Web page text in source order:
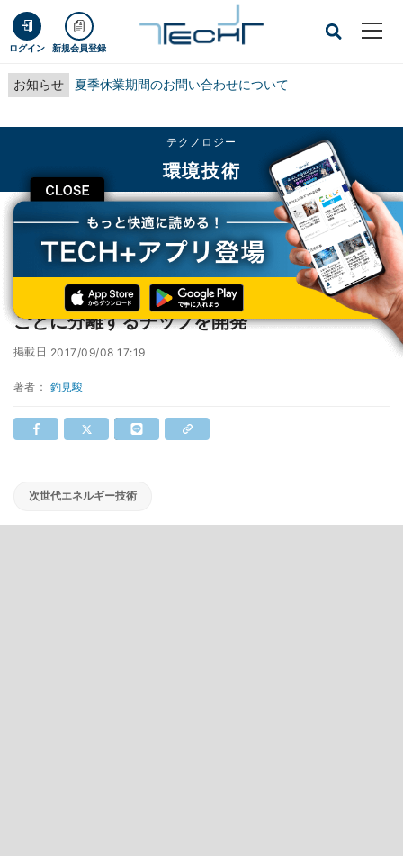
ログイン 新規会員登録
お知らせ 夏季休業期間のお問い合わせについて
CLOSE
テクノロジー
環境技術
TECH+ テクノロジー
環境技術
藻類の産業応用が可能に - 東大が細胞を形状ごとに分離するチップを開発
藻類の産業応用が可能に - 東大が細胞を形状
ごとに分離するチップを開発
掲載日 2017/09/08 17:19
著者： 釣見駿
次世代エネルギー技術